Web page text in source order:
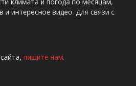
климата и погода по месяцам,
и интересное видео. Для связи с
пишите нам.